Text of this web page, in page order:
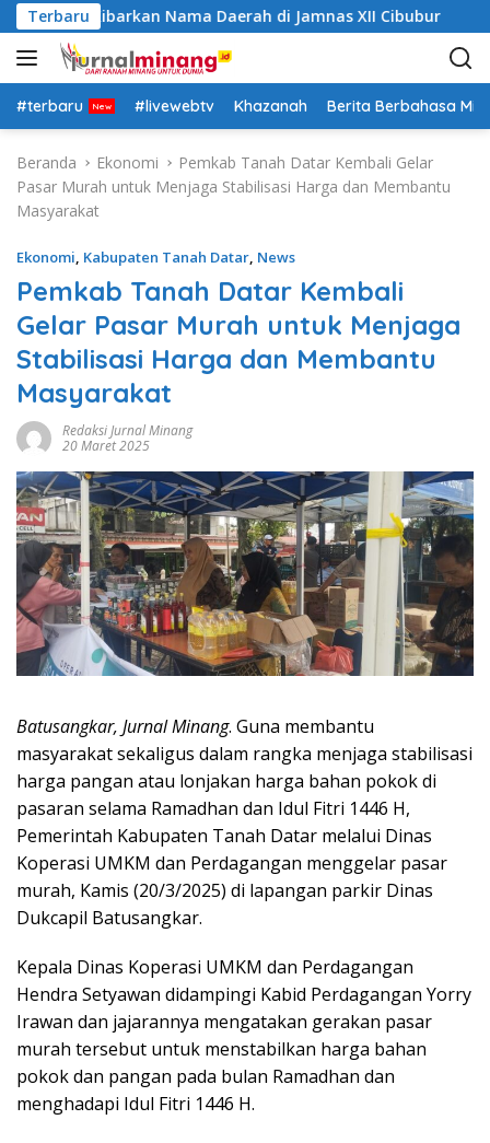
a
g
u
Terbaru
Siap Kibarkan Nama Daerah di Jamnas XII Cibubur
#terbaru #livewebtv Khazanah Berita Berbahasa
Beranda Ekonomi
Pemkab Tanah Datar Kembali Gelar
Pasar Murah untuk Menjaga Stabilisasi Harga dan Membantu
Masyarakat
Ekonomi, Kabupaten Tanah Datar, News
Pemkab Tanah Datar Kembali
Gelar Pasar Murah untuk Menjaga
Stabilisasi Harga dan Membantu
Masyarakat
Redaksi Jurnal Minang
20 Maret 2025
Batusangkar, Jurnal Minang. Guna membantu
masyarakat sekaligus dalam rangka menjaga stabilisasi
harga pangan atau lonjakan harga bahan pokok di
pasaran selama Ramadhan dan Idul Fitri 1446 H,
Pemerintah Kabupaten Tanah Datar melalui Dinas
Koperasi UMKM dan Perdagangan menggelar pasar
murah, Kamis (20/3/2025) di lapangan parkir Dinas
Dukcapil Batusangkar.
Kepala Dinas Koperasi UMKM dan Perdagangan
Hendra Setyawan didampingi Kabid Perdagangan Yorry
Irawan dan jajarannya mengatakan gerakan pasar
murah tersebut untuk menstabilkan harga bahan
pokok dan pangan pada bulan Ramadhan dan
menghadapi Idul Fitri 1446 H.